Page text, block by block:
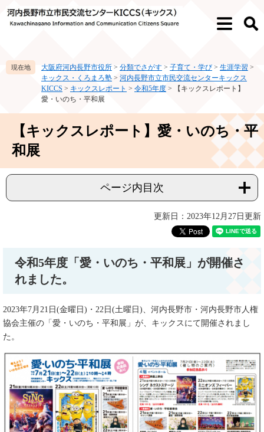
ー
ニ
メ
検
大阪府河内長野市役所 > 分類でさがす > 子育て・学び > 生涯学習 >
キックス・くろまろ塾 > 河内長野市立市民交流センターキックス
KICCS > キックスレポート > 令和5年度 >
【キックスレポート】
愛・いのち・平和展
【キックスレポート】愛・いのち・平
和展
ページ内目次
更新日：2023年12月27日更新
令和5年度「愛・いのち・平和展」が開催さ
れました。
2023年7月21日(金曜日)・22日(土曜日)、河内長野市・河内長野市人権
協会主催の「愛・いのち・平和展」が、キックスにて開催されまし
た。